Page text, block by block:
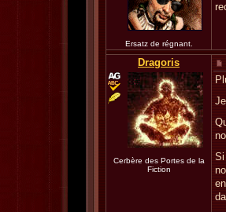
Ersatz de régnant.
Dragoris
Cerbère des Portes de la
Fiction
Si